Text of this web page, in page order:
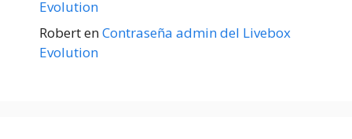
Evolution
RobertenContraseña admin del Livebox
Evolution